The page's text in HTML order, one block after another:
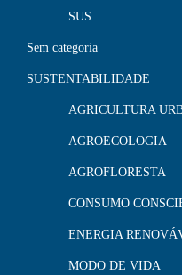
SUS
Sem categoria
SUSTENTABILIDADE
AGRICULTURA
AGROECOLOGIA
AGROFLORESTA
CONSUMO
ENERGIA
MODO DE VIDA